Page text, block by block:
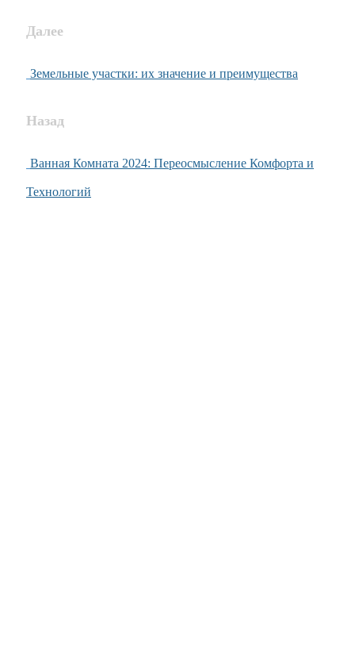
Далее
Земельные участки: их значение и преимущества
Назад
Ванная Комната 2024: Переосмысление Комфорта и
Технологий